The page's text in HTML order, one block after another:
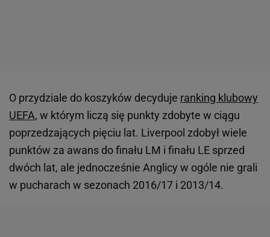
O przydziale do koszyków decyduje ranking klubowy
UEFA, w którym liczą się punkty zdobyte w ciągu
poprzedzających pięciu lat. Liverpool zdobył wiele
punktów za awans do finału LM i finału LE sprzed
dwóch lat, ale jednocześnie Anglicy w ogóle nie grali
w pucharach w sezonach 2016/17 i 2013/14.